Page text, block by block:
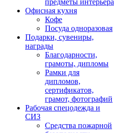
предметы интерьера
Офисная кухня
Кофе
Посуда одноразовая
Подарки, сувениры,
награды
Благодарности,
грамоты, дипломы
Рамки для
дипломов,
сертификатов,
грамот, фотографий
Рабочая спецодежда и
СИЗ
Средства пожарной